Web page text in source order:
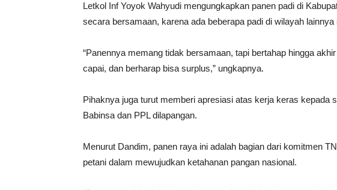
Letkol Inf Yoyok Wahyudi mengungkapkan panen padi di
secara bersamaan, karena ada beberapa padi di wilayah
“Panennya memang tidak bersamaan, tapi bertahap hingga
capai, dan berharap bisa surplus,” ungkapnya.
Pihaknya juga turut memberi apresiasi atas kerja keras kepada
Babinsa dan PPL dilapangan.
Menurut Dandim, panen raya ini adalah bagian dari komitmen
petani dalam mewujudkan ketahanan pangan nasional.